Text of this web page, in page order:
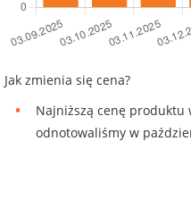
Jak zmienia się cena?
Najniższą cenę produktu
odnotowaliśmy w